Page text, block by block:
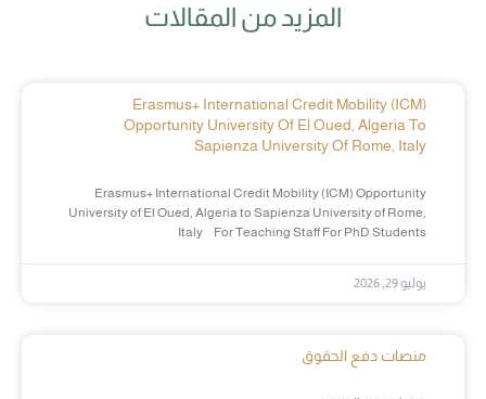
المزيد من المقالات
Erasmus+ International Credit Mobility (ICM)
Opportunity University Of El Oued, Algeria To
Sapienza University Of Rome, Italy
Erasmus+ International Credit Mobility (ICM) Opportunity
University of El Oued, Algeria to Sapienza University of Rome,
Italy For Teaching Staff For PhD Students
يوليو 29, 2026
منصات دفع الحقوق